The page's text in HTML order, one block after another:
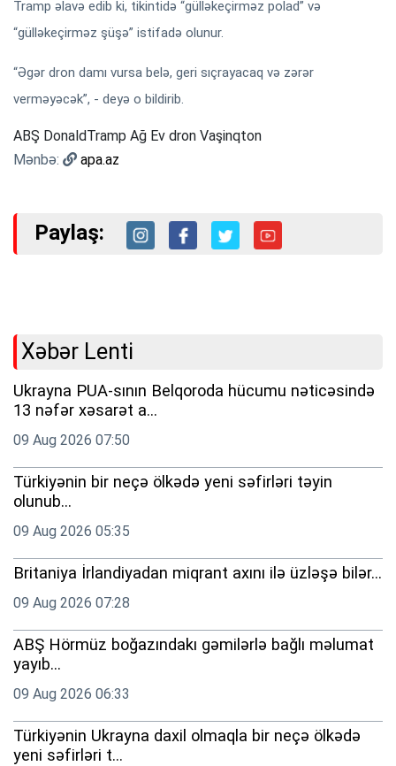
Tramp əlavə edib ki, tikintidə “gülləkeçirməz polad” və
“gülləkeçirməz şüşə” istifadə olunur.
“Əgər dron damı vursa belə, geri sıçrayacaq və zərər
verməyəcək”, - deyə o bildirib.
ABŞ DonaldTramp Ağ Ev dron Vaşinqton
Mənbə:
apa.az
Paylaş:
Xəbər Lenti
Ukrayna PUA-sının Belqoroda hücumu nəticəsində
13 nəfər xəsarət a...
09 Aug 2026 07:50
Türkiyənin bir neçə ölkədə yeni səfirləri təyin
olunub...
09 Aug 2026 05:35
Britaniya İrlandiyadan miqrant axını ilə üzləşə bilər...
09 Aug 2026 07:28
ABŞ Hörmüz boğazındakı gəmilərlə bağlı məlumat
yayıb...
09 Aug 2026 06:33
Türkiyənin Ukrayna daxil olmaqla bir neçə ölkədə
yeni səfirləri t...